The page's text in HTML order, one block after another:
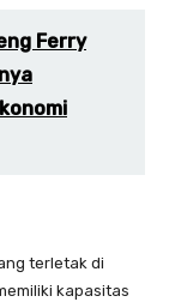
Ferry
terletak di
kapasitas